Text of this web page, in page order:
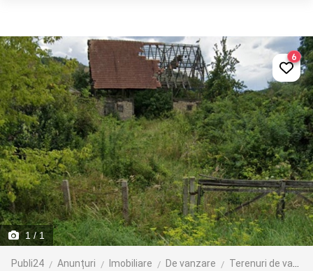
1/ 1
Publi24 Anunțuri Imobiliare De vanzare Terenuri de vanzare
6